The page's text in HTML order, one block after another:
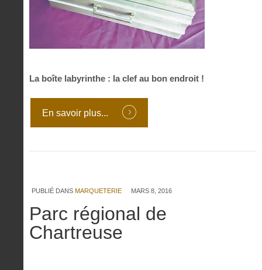
La boîte labyrinthe : la clef au bon endroit !
En savoir plus...
PUBLIÉ DANS MARQUETERIE MARS 8, 2016
Parc régional de
Chartreuse